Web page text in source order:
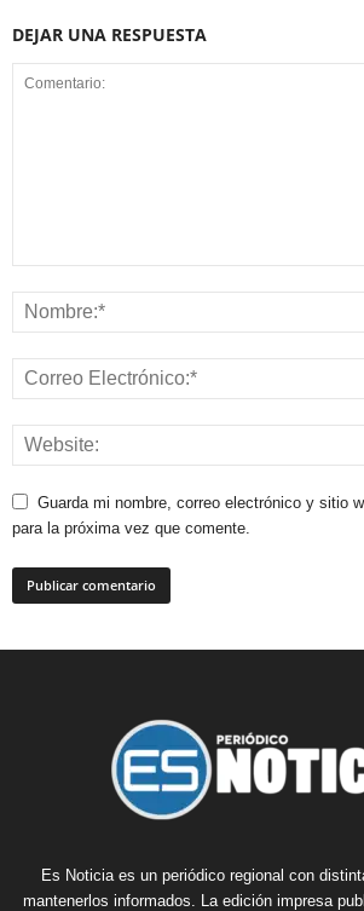
DEJAR UNA RESPUESTA
Guarda mi nombre, correo electrónico y sitio
para la próxima vez que comente.
Es Noticia es un periódico regional con
mantenerlos informados. La edición impresa